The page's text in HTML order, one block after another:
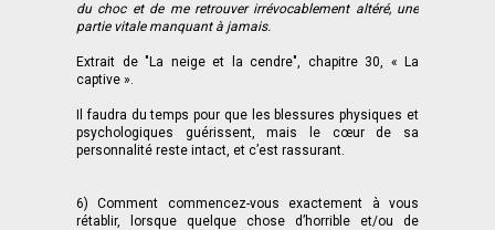
du choc et de me retrouver irrévocablement altéré, une
partie vitale manquant à jamais.
Extrait de "La neige et la cendre", chapitre 30, « La
captive ».
Il faudra du temps pour que les blessures physiques et
psychologiques guérissent, mais le cœur de sa
personnalité reste intact, et c’est rassurant.
6) Comment commencez-vous exactement à vous
rétablir, lorsque quelque chose d’horrible et/ou de